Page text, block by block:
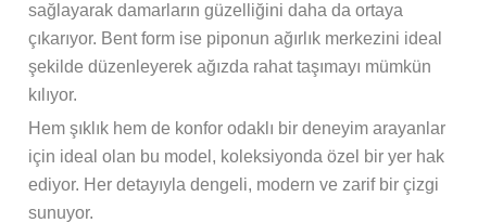
sağlayarak damarların güzelliğini daha da ortaya
çıkarıyor. Bent form ise piponun ağırlık merkezini ideal
şekilde düzenleyerek ağızda rahat taşımayı mümkün
kılıyor.
Hem şıklık hem de konfor odaklı bir deneyim arayanlar
için ideal olan bu model, koleksiyonda özel bir yer hak
ediyor. Her detayıyla dengeli, modern ve zarif bir çizgi
sunuyor.